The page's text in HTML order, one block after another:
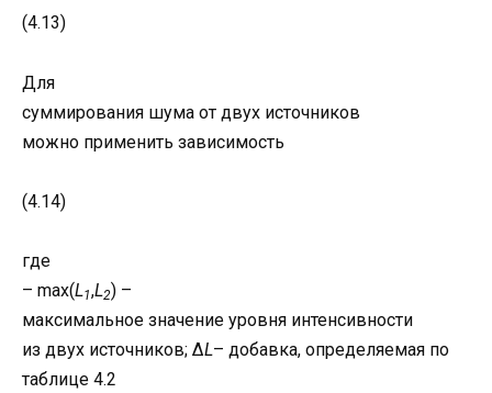
(4.13)
Для
суммирования шума от двух источников
можно применить зависимость
(4.14)
где
– max(L1,L2) –
максимальное значение уровня интенсивности
из двух источников; ΔL– добавка, определяемая по
таблице 4.2